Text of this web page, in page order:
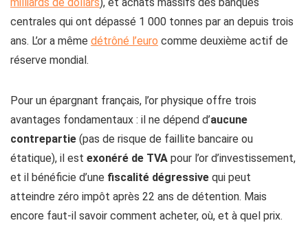
centrales qui ont dépassé 1 000 tonnes par an depuis trois
ans. L’or a même détrôné l’euro comme deuxième actif de
réserve mondial.
Pour un épargnant français, l’or physique offre trois
avantages fondamentaux : il ne dépend d’aucune
contrepartie (pas de risque de faillite bancaire ou
étatique), il est exonéré de TVA pour l’or d’investissement,
et il bénéficie d’une fiscalité dégressive qui peut
atteindre zéro impôt après 22 ans de détention. Mais
encore faut-il savoir comment acheter, où, et à quel prix.